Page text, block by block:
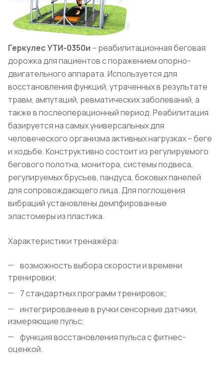
Геркулес УТИ-0350и – реабилитационная беговая
дорожка для пациентов с поражением опорно-
двигательного аппарата. Используется для
восстановления функций, утраченных в результате
травм, ампутаций, ревматических заболеваний, а
также в послеоперационный период. Реабилитация
базируется на самых универсальных для
человеческого организма активных нагрузках – беге
и ходьбе. Конструктивно состоит из регулируемого
бегового полотна, монитора, системы подвеса,
регулируемых брусьев, пандуса, боковых панелей
для сопровождающего лица. Для поглощения
вибраций установлены демпфированные
эластомеры из пластика.
Характеристики тренажёра:
возможность выбора скорости и времени
тренировки;
7 стандартных программ тренировок;
интегрированные в ручки сенсорные датчики,
измеряющие пульс;
функция восстановления пульса с фитнес-
оценкой.